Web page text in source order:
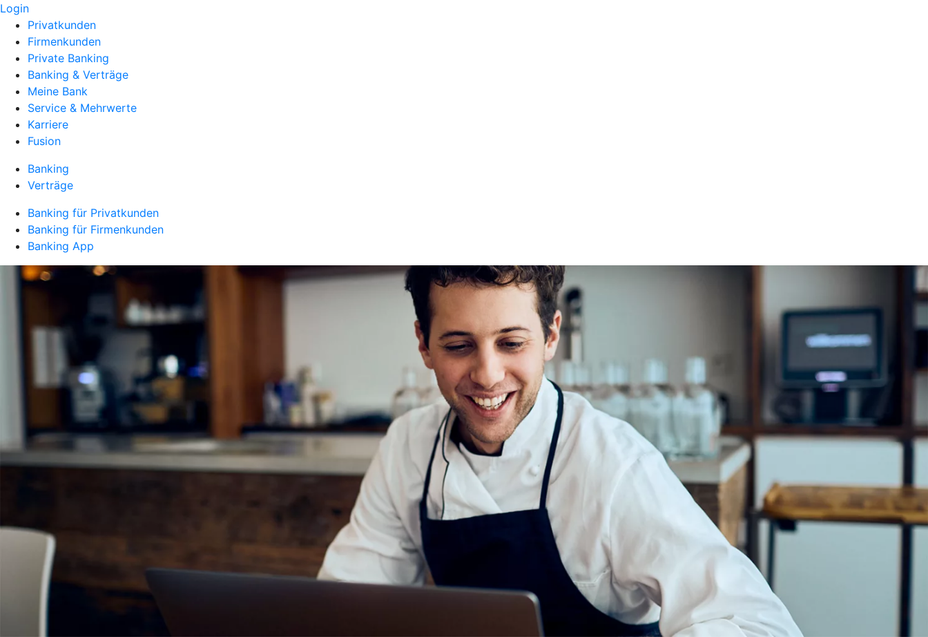
Login
Privatkunden
Firmenkunden
Private Banking
Banking & Verträge
Meine Bank
Service & Mehrwerte
Karriere
Fusion
Banking
Verträge
Banking für Privatkunden
Banking für Firmenkunden
Banking App